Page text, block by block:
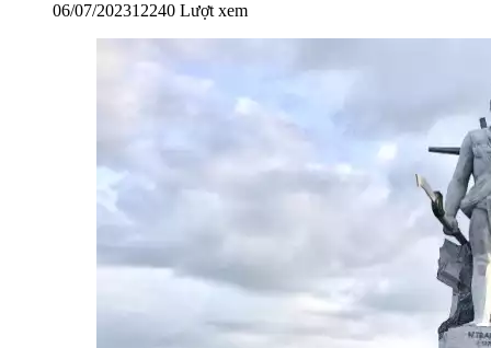
06/07/202312240 Lượt xem